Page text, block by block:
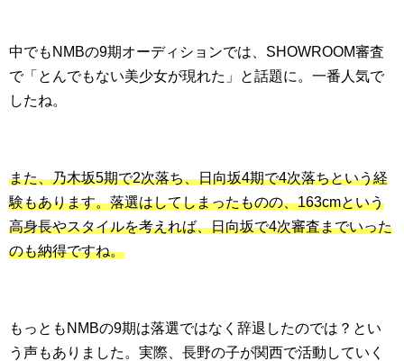
中でもNMBの9期オーディションでは、SHOWROOM審査
で「とんでもない美少女が現れた」と話題に。一番人気で
したね。
また、乃木坂5期で2次落ち、日向坂4期で4次落ちという経
験もあります。落選はしてしまったものの、163cmという
高身長やスタイルを考えれば、日向坂で4次審査までいった
のも納得ですね。
もっともNMBの9期は落選ではなく辞退したのでは？とい
う声もありました。実際、長野の子が関西で活動していく